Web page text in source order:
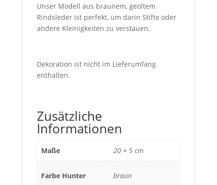
Unser Modell aus braunem, geöltem
Rindsleder ist perfekt, um darin Stifte oder
andere Kleinigkeiten zu verstauen.
Dekoration ist nicht im Lieferumfang
enthalten.
Zusätzliche
Informationen
Maße 20 × 5 cm
Farbe Hunter braun